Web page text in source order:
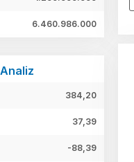
6.460.986.000
384,20
37,39
-88,39